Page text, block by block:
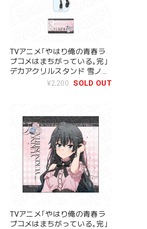
TVアニメ｢やはり俺の青春ラ
ブコメはまちがっている｡完｣
デカアクリルスタンド 雪ノ下
雪乃 サブカルファッション
¥2,200 SOLD OUT
TVアニメ｢やはり俺の青春ラ
ブコメはまちがっている｡完｣